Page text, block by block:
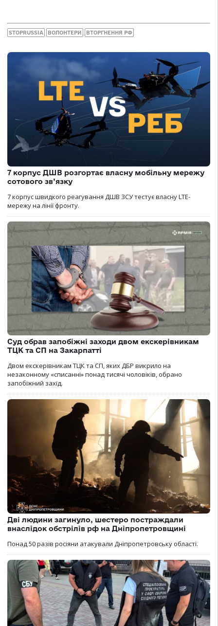
STOPRUSSIA ВОЛОНТЕРИ ВТОРГНЕННЯ РФ
7 корпус ДШВ розгортає власну мобільну мережу
сотового зв’язку
7 корпус швидкого реагування ДШВ ЗСУ тестує власну LTE-
мережу на лінії фронту.
Суд обрав запобіжні заходи двом екскерівникам
ТЦК та СП на Закарпатті
Двом екскерівникам ТЦК та СП, яких ДБР викрило на
незаконному «списанні» понад тисячі чоловіків, обрано
запобіжний захід.
Дві людини загинуло, шестеро постраждали
внаслідок обстрілів рф на Дніпропетровщині
Понад 50 разів росіяни атакували Дніпропетровську області.